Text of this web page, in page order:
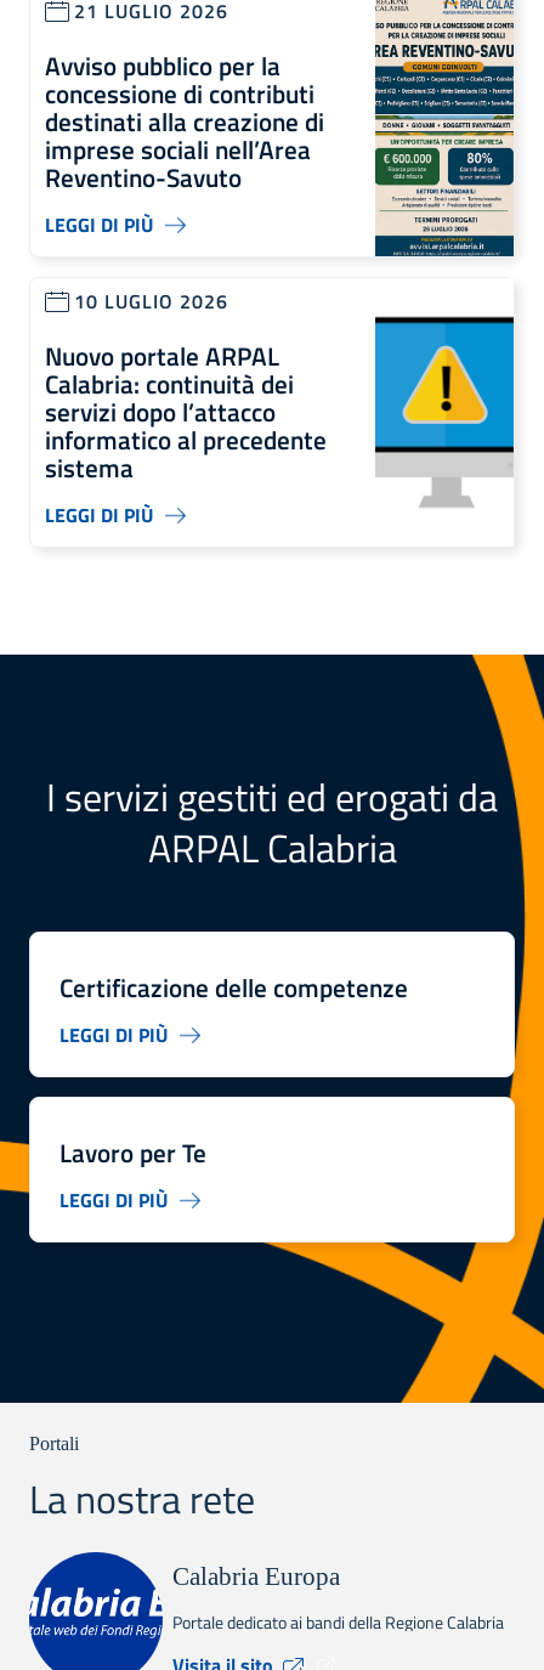
21 LUGLIO 2026
Avviso pubblico per la
concessione di contributi
destinati alla creazione di
imprese sociali nell’Area
Reventino-Savuto
LEGGI DI PIÙ
10 LUGLIO 2026
Nuovo portale ARPAL
Calabria: continuità dei
servizi dopo l’attacco
informatico al precedente
sistema
LEGGI DI PIÙ
I servizi gestiti ed erogati da
ARPAL Calabria
Certificazione delle competenze
LEGGI DI PIÙ
Lavoro per Te
LEGGI DI PIÙ
Portali
La nostra rete
Calabria Europa
Portale dedicato ai bandi della Regione Calabria